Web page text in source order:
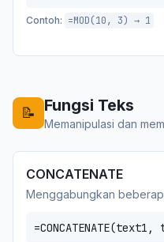
Contoh: =MOD(10, 3) → 1
📝 Fungsi Teks
Memanipulasi dan
CONCATENATE
Menggabungkan